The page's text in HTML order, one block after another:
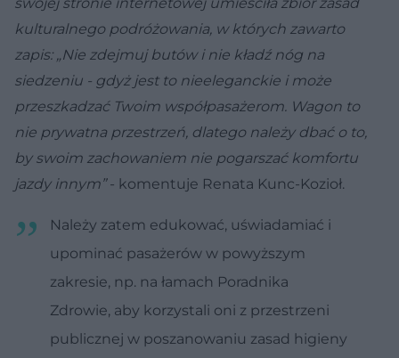
kulturalnego podróżowania, w których zawarto
zapis: „Nie zdejmuj butów i nie kładź nóg na
siedzeniu - gdyż jest to nieeleganckie i może
przeszkadzać Twoim współpasażerom. Wagon to
nie prywatna przestrzeń, dlatego należy dbać o to,
by swoim zachowaniem nie pogarszać komfortu
jazdy innym”- komentuje Renata Kunc-Kozioł.
Należy zatem edukować, uświadamiać i
upominać pasażerów w powyższym
zakresie, np. na łamach Poradnika
Zdrowie, aby korzystali oni z przestrzeni
publicznej w poszanowaniu zasad higieny